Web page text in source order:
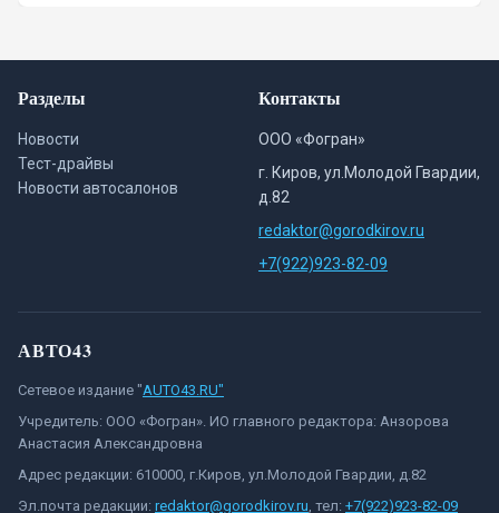
Разделы
Новости
Тест-драйвы
Новости автосалонов
Контакты
ООО «Фогран»
г. Киров, ул.Молодой Гвардии,
д.82
redaktor@gorodkirov.ru
+7(922)923-82-09
АВТО43
Сетевое издание "AUTO43.RU"
Учредитель: ООО «Фогран». ИО главного редактора: Анзорова
Анастасия Александровна
Адрес редакции: 610000, г.Киров, ул.Молодой Гвардии, д.82
Эл.почта редакции: redaktor@gorodkirov.ru, тел: +7(922)923-82-09